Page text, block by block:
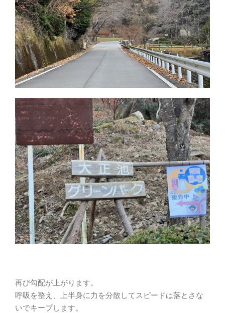
再び勾配が上がります。
呼吸を整え、上半身に力を分散してスピードは落とさな
いでキープします。